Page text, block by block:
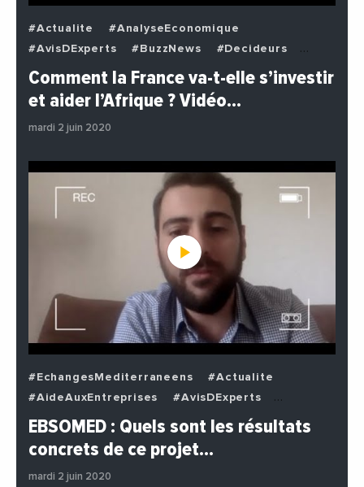
#Actualite
#AnalyseEconomique
#AvisDExperts
#BuzzNews
#Decideurs
#EchangesMediterraneens
#Economie
#Politique
Comment la France va-t-elle s’investir
et aider l’Afrique ? Vidéo…
mardi 2 juin 2020
#EchangesMediterraneens
#Actualite
#AideAuxEntreprises
#AvisDExperts
#BuzzNews
#Decideurs
#Entreprises
#Institutions
EBSOMED : Quels sont les résultats
concrets de ce projet…
mardi 2 juin 2020